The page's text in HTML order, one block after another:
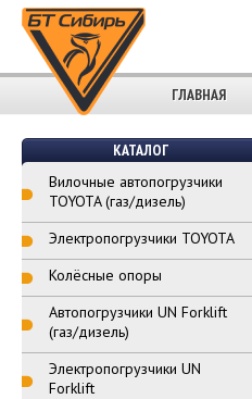
ГЛАВНАЯ
КАТАЛОГ
Вилочные автопогрузчики
TOYOTA (газ/дизель)
Электропогрузчики TOYOTA
Колёсные опоры
Автопогрузчики UN Forklift
(газ/дизель)
Электропогрузчики UN
Forklift